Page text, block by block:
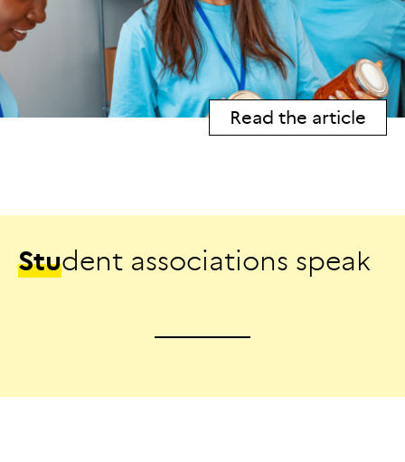
Read the article
Student associations speak